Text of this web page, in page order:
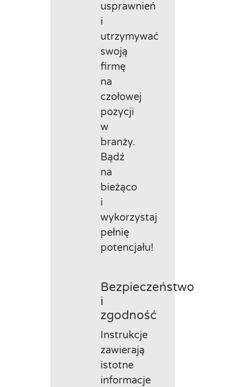
usprawnień
i
utrzymywać
swoją
firmę
na
czołowej
pozycji
w
branży.
Bądź
na
bieżąco
i
wykorzystaj
pełnię
potencjału!
Bezpieczeństwo
i
zgodność
Instrukcje
zawierają
istotne
informacje